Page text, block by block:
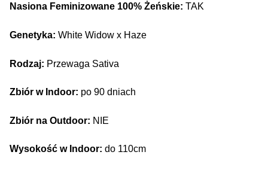
Nasiona Feminizowane 100% Żeńskie: TAK
Genetyka: White Widow x Haze
Rodzaj: Przewaga Sativa
Zbiór w Indoor: po 90 dniach
Zbiór na Outdoor: NIE
Wysokość w Indoor: do 110cm